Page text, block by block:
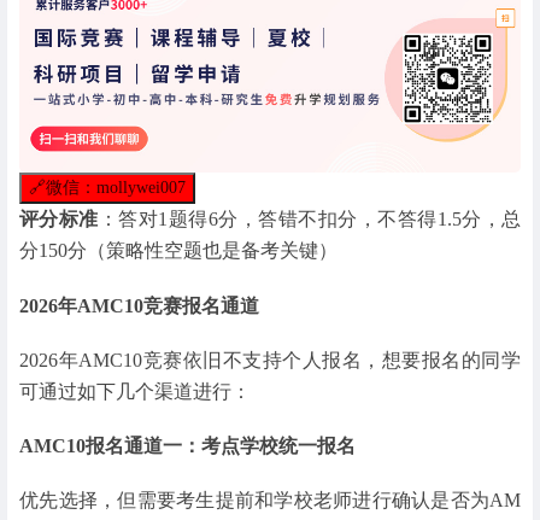
🔗微信：mollywei007
评分标准 ：答对1题得6分，答错不扣分，不答得1.5分，总
分150分（策略性空题也是备考关键）
2026年AMC10竞赛报名通道
2026年AMC10竞赛依旧不支持个人报名，想要报名的同学
可通过如下几个渠道进行：
AMC10报名通道一：考点学校统一报名
优先选择，但需要考生提前和学校老师进行确认是否为AM